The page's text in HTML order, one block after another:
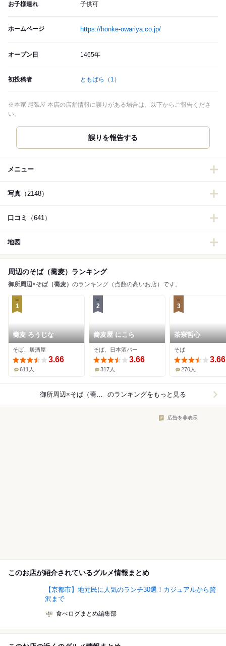
お子様連れ 子供可
ホームページ https://honke-owariya.co.jp/
オープン日 1465年
初投稿者 ともばら （1）
※本家 尾張屋 本店の店舗情報に誤りがある場合は、以下からご報告くださ
い。
誤りを報告する
メニュー
写真 （2148）
口コミ （641）
地図
周辺のそば（蕎麦）ランキング
御所周辺×そば（蕎麦） のランキング（点数の高いお店）です。
1
蕎麦 ろうじな
そば、居酒屋
3.66
611人
2
蕎麦屋 にこら
そば、日本酒バー
3.66
317人
3
茶寮哲心
そば
3.66
270人
御所周辺×そば（蕎麦） のランキングをもっと見る
広告を非表示
このお店が紹介されているグルメ情報まとめ
【京都市】地元民に人気のランチ30選！カジュアルから贅
沢まで
食べログまとめ編集部